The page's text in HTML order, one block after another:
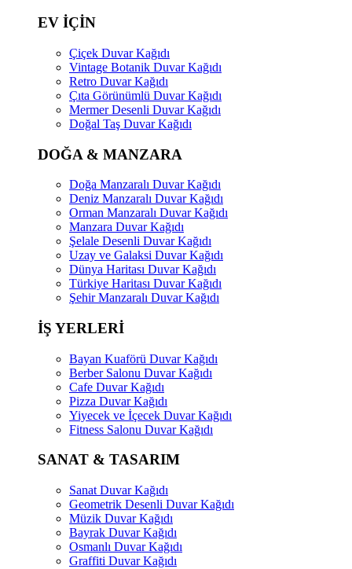
EV İÇİN
Çiçek Duvar Kağıdı
Vintage Botanik Duvar Kağıdı
Retro Duvar Kağıdı
Çıta Görünümlü Duvar Kağıdı
Mermer Desenli Duvar Kağıdı
Doğal Taş Duvar Kağıdı
DOĞA & MANZARA
Doğa Manzaralı Duvar Kağıdı
Deniz Manzaralı Duvar Kağıdı
Orman Manzaralı Duvar Kağıdı
Manzara Duvar Kağıdı
Şelale Desenli Duvar Kağıdı
Uzay ve Galaksi Duvar Kağıdı
Dünya Haritası Duvar Kağıdı
Türkiye Haritası Duvar Kağıdı
Şehir Manzaralı Duvar Kağıdı
İŞ YERLERİ
Bayan Kuaförü Duvar Kağıdı
Berber Salonu Duvar Kağıdı
Cafe Duvar Kağıdı
Pizza Duvar Kağıdı
Yiyecek ve İçecek Duvar Kağıdı
Fitness Salonu Duvar Kağıdı
SANAT & TASARIM
Sanat Duvar Kağıdı
Geometrik Desenli Duvar Kağıdı
Müzik Duvar Kağıdı
Bayrak Duvar Kağıdı
Osmanlı Duvar Kağıdı
Graffiti Duvar Kağıdı